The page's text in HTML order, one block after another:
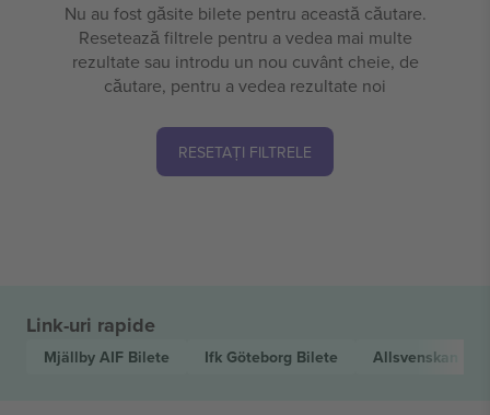
Nu au fost găsite bilete pentru această căutare.
Resetează filtrele pentru a vedea mai multe
rezultate sau introdu un nou cuvânt cheie, de
căutare, pentru a vedea rezultate noi
RESETAȚI FILTRELE
Link-uri rapide
Mjällby AIF Bilete Ifk Göteborg Bilete Allsvenskan